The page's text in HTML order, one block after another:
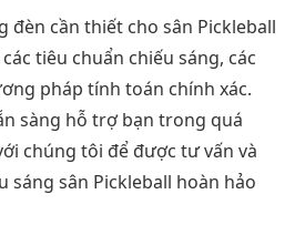
đèn cần thiết cho sân Pickleball
tiêu chuẩn chiếu sáng, các
pháp tính toán chính xác.
sàng hỗ trợ bạn trong quá
chúng tôi để được tư vấn và
sáng sân Pickleball hoàn hảo